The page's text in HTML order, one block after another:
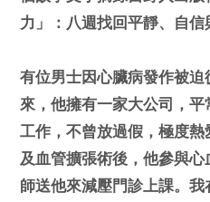
力」：八週找回平靜、自信
有位男士因心臟病發作被
來，他擁有一家大公司，
工作，不曾放過假，極度
及血管擴張術後，他參與
師送他來減壓門診上課。